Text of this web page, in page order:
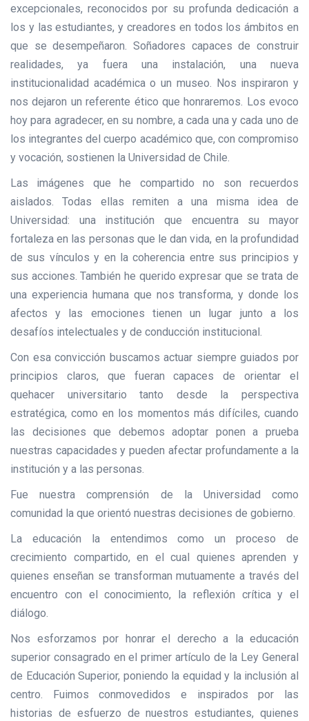
excepcionales, reconocidos por su profunda dedicación a
los y las estudiantes, y creadores en todos los ámbitos en
que se desempeñaron. Soñadores capaces de construir
realidades, ya fuera una instalación, una nueva
institucionalidad académica o un museo. Nos inspiraron y
nos dejaron un referente ético que honraremos. Los evoco
hoy para agradecer, en su nombre, a cada una y cada uno de
los integrantes del cuerpo académico que, con compromiso
y vocación, sostienen la Universidad de Chile.
Las imágenes que he compartido no son recuerdos
aislados. Todas ellas remiten a una misma idea de
Universidad: una institución que encuentra su mayor
fortaleza en las personas que le dan vida, en la profundidad
de sus vínculos y en la coherencia entre sus principios y
sus acciones. También he querido expresar que se trata de
una experiencia humana que nos transforma, y donde los
afectos y las emociones tienen un lugar junto a los
desafíos intelectuales y de conducción institucional.
Con esa convicción buscamos actuar siempre guiados por
principios claros, que fueran capaces de orientar el
quehacer universitario tanto desde la perspectiva
estratégica, como en los momentos más difíciles, cuando
las decisiones que debemos adoptar ponen a prueba
nuestras capacidades y pueden afectar profundamente a la
institución y a las personas.
Fue nuestra comprensión de la Universidad como
comunidad la que orientó nuestras decisiones de gobierno.
La educación la entendimos como un proceso de
crecimiento compartido, en el cual quienes aprenden y
quienes enseñan se transforman mutuamente a través del
encuentro con el conocimiento, la reflexión crítica y el
diálogo.
Nos esforzamos por honrar el derecho a la educación
superior consagrado en el primer artículo de la Ley General
de Educación Superior, poniendo la equidad y la inclusión al
centro. Fuimos conmovedidos e inspirados por las
historias de esfuerzo de nuestros estudiantes, quienes